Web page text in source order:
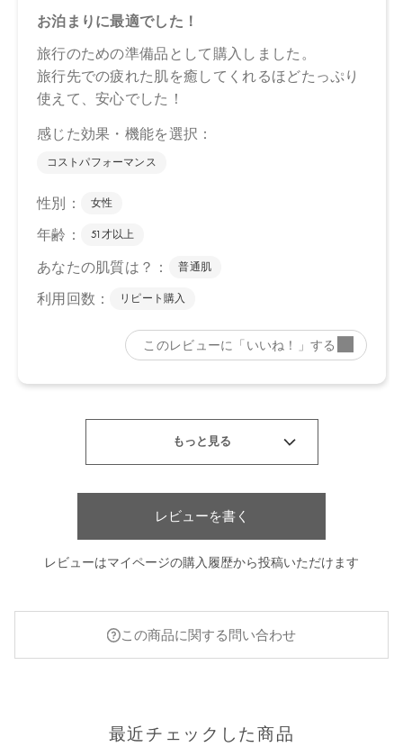
オクチルドデシル、オリーブ油脂肪酸セテアリル、オリーブ油脂
肪酸ソルビタン、トコフェロール、フィチン酸、酸化銀、クエン
＊オーガニック原料
日本
【メーカー品番】
4570106730157
【店舗発売日】
CosmeKitchen 2024/5/15
Biople 2024/5/15
Make↗Kitchen 2024/5/15
お問い合わせください。
※発売日は予告なく変更する可能性がございます。予めご了承く
商品によっては、お届けまで１～２週間かかる場合がございます
ございます。
●パッケージのリニューアル等の理由により、成分・処方が記載と
レビューを書く
レビューはマイページの購入履歴から投稿いただけます
この商品に関する問い合わせ
最近チェックした商品